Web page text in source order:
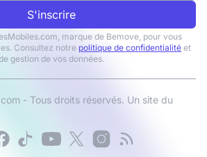
S'inscrire
marque de Bemove, pour vous
Consultez notre politique de confidentialité et
gestion de vos données.
- Tous droits réservés. Un site du